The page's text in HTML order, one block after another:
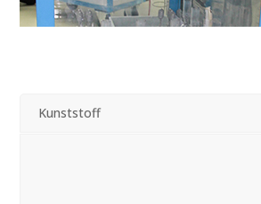
Kunststoff